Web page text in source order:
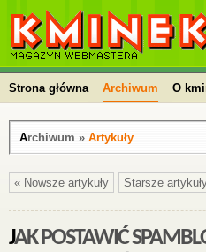
kminek.pl | HTML, PHP, CSS,
kursy, skrypty, blog
Strona główna Archiwum O
Archiwum » Artykuły
« Nowsze artykuły Starsze
JAK POSTAWIĆ